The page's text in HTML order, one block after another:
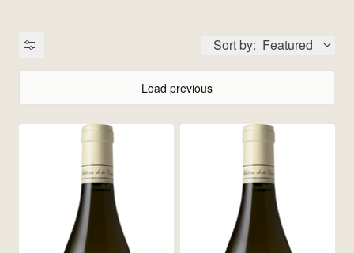
商品検索
よくあるご質問
お問い合わせ
Sort by: Featured
銘柄コード
Load previous